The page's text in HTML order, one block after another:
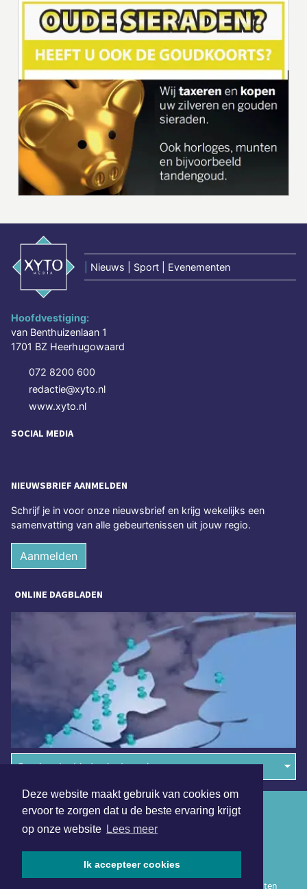
Deze website maakt gebruik van cookies om
ervoor te zorgen dat u de beste ervaring krijgt
op onze website Lees meer
Ik accepteer cookies
Nieuws | Sport | Evenementen
Hoofdvestiging:
van Benthuizenlaan 1
1701 BZ Heerhugowaard
072 8200 600
redactie@xyto.nl
www.xyto.nl
SOCIAL MEDIA
NIEUWSBRIEF AANMELDEN
Schrijf je in voor onze nieuwsbrief en krijg wekelijks een
samenvatting van alle gebeurtenissen uit jouw regio.
Aanmelden
ONLINE DAGBLADEN
Overige dagbladen in de regio
Copyright (c) 2026 | Heerhugowaardsdagblad.nl - Alle rechten
Algemene voorwaarden
Disclaimer